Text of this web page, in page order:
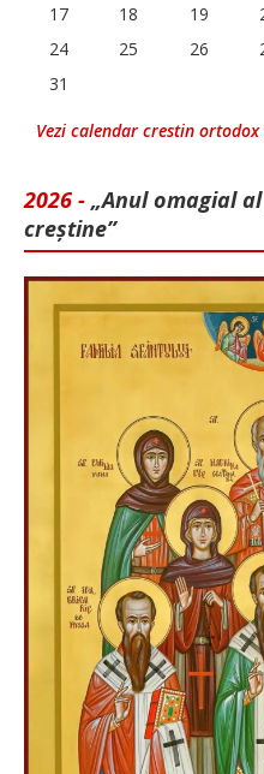
17
18 19
24
25 26
31
Vezi calendar crestin ortodox
2026 - „Anul omagial
creștine”